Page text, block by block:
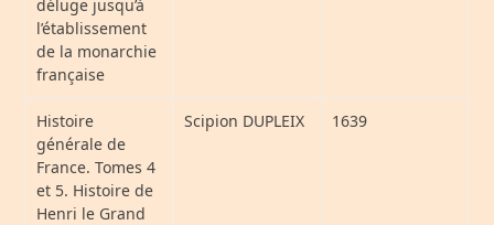
déluge jusqu’à
l’établissement
de la monarchie
française
Histoire
générale de
France. Tomes 4
et 5. Histoire de
Henri le Grand
Scipion DUPLEIX 1639